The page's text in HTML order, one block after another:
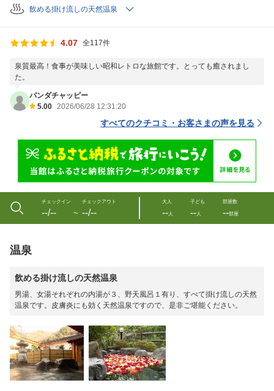
飲める掛け流しの天然温泉
4.07 全117件
泉質最高！食事が美味しい昭和レトロな旅館です。とっても癒されまし
た。
パンダチャッピー
5.00 2026/06/28 12:31:20
すべてのクチコミ・お客さまの声を見る
チェックイン
--/-- 〜
チェックアウト
--/--
大人
--人
子ども
--人
部屋数
--部屋
温泉
飲める掛け流しの天然温泉
男湯、女湯それぞれの内湯が３、野天風呂１有り、すべて掛け流しの天然
温泉です。皮膚炎にも効く天然温泉ですので、是非ご堪能ください。